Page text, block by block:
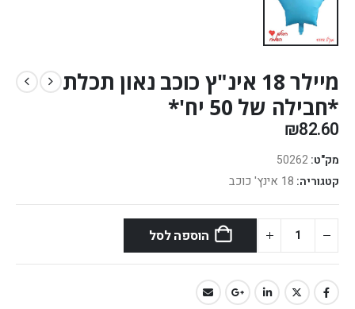
מיילר 18 אינ"ץ כוכב נאון תכלת
*חבילה של 50 יח'*
₪82.60
מק"ט: 50262
קטגוריה: 18 אינץ' כוכב
הוספה לסל